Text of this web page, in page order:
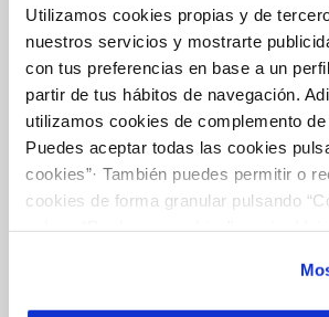
Utilizamos cookies propias y de
nuestros servicios y mostrarte
con tus preferencias en base a un
partir de tus hábitos de navegación.
utilizamos cookies de complemento
Puedes aceptar todas las cookies
cookies”· También puedes permitir o
cookies de forma granular pulsando
son indispensables para que el sitio
por tanto no se pueden desactivar.
TODAS LAS GESTIONES
OTRAS GESTIONES
Tu Servicio